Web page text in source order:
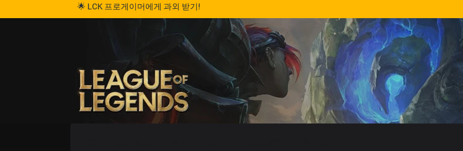
🌟 LCK 프로게이머에게 과외 받기!